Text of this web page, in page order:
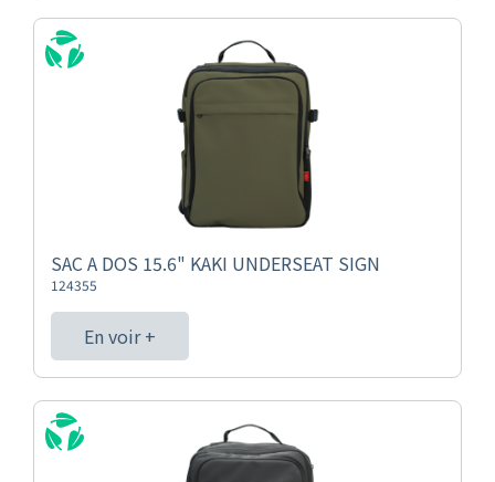
SAC A DOS 15.6" KAKI UNDERSEAT SIGN
124355
En voir +